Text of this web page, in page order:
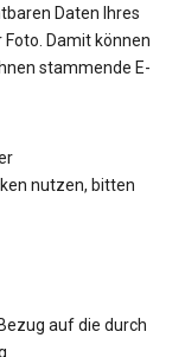
Daten Ihres
Foto. Damit können
stammende E-
nutzen, bitten
auf die durch